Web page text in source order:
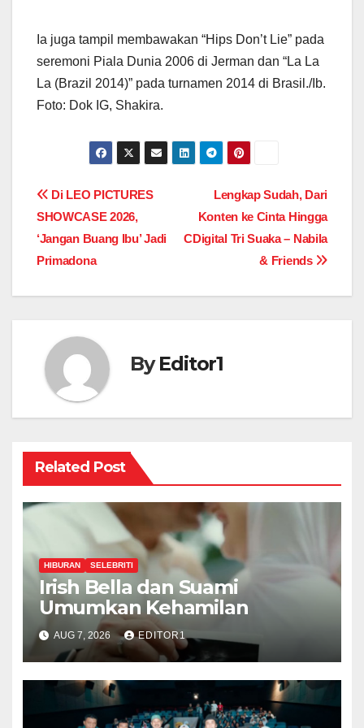
Ia juga tampil membawakan “Hips Don’t Lie” pada
seremoni Piala Dunia 2006 di Jerman dan “La La
La (Brazil 2014)” pada turnamen 2014 di Brasil./Ib.
Foto: Dok IG, Shakira.
Post
navigation
Lengkap Sudah, Dari
Konten ke Cinta Hingga
CDigital Tri Suaka – Nabila
& Friends
Di LEO PICTURES
SHOWCASE 2026,
‘Jangan Buang Ibu’ Jadi
Primadona
ByEditor1
Related Post
HIBURAN SELEBRITI
Irish Bella dan Suami
Umumkan Kehamilan
AUG 7, 2026 EDITOR1